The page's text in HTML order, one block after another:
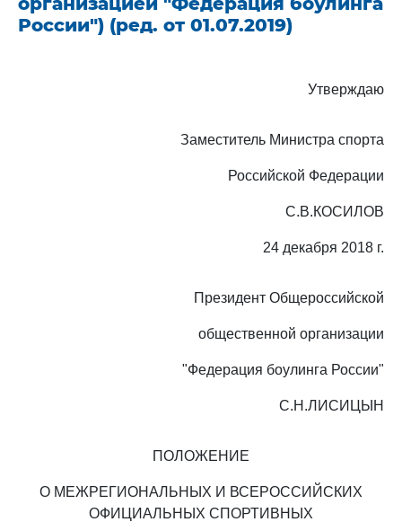
России") (ред. от 01.07.2019)
Утверждаю
Заместитель Министра спорта
Российской Федерации
С.В.КОСИЛОВ
24 декабря 2018 г.
Президент Общероссийской
общественной организации
"Федерация боулинга России"
С.Н.ЛИСИЦЫН
ПОЛОЖЕНИЕ
О МЕЖРЕГИОНАЛЬНЫХ И ВСЕРОССИЙСКИХ
ОФИЦИАЛЬНЫХ СПОРТИВНЫХ